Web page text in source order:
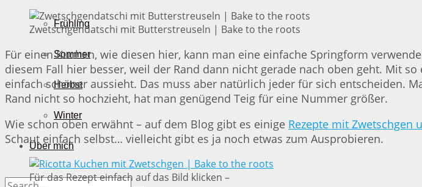
Frühling
Sommer
Herbst
Winter
Über mich
Zwetschgendatschi mit Butterstreuseln | Bake to the roots
Für einen Kuchen, wie diesen hier, kann man eine einfache Springform
diesem Fall hier besser, weil der Rand dann nicht gerade nach oben geht. Mit
einfach schöner aussieht. Das muss aber natürlich jeder für sich entscheiden.
Rand nicht so hochzieht, hat man genügend Teig für eine Nummer größer.
Wie schon oben erwähnt – auf dem Blog gibt es einige Rezepte mit Zwetschgen
Schaut einfach selbst… vielleicht gibt es ja noch etwas zum Ausprobieren.
Für das Rezept einfach auf das Bild klicken –